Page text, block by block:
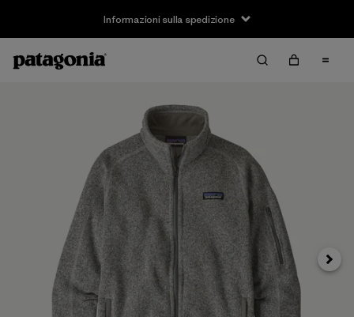
Informazioni sulla spedizione
Avanti